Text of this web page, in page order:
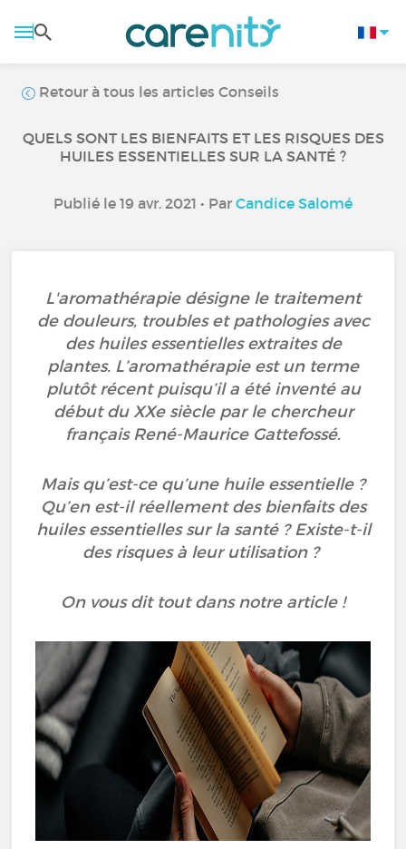
Retour à tous les articles Conseils
QUELS SONT LES BIENFAITS ET LES RISQUES DES
HUILES ESSENTIELLES SUR LA SANTÉ ?
Publié le 19 avr. 2021 • Par Candice Salomé
L'aromathérapie désigne le traitement
de douleurs, troubles et pathologies avec
des huiles essentielles extraites de
plantes. L’aromathérapie est un terme
plutôt récent puisqu’il a été inventé au
début du XXe siècle par le chercheur
français René-Maurice Gattefossé.
Mais qu’est-ce qu’une huile essentielle ?
Qu’en est-il réellement des bienfaits des
huiles essentielles sur la santé ? Existe-t-il
des risques à leur utilisation ?
On vous dit tout dans notre article !